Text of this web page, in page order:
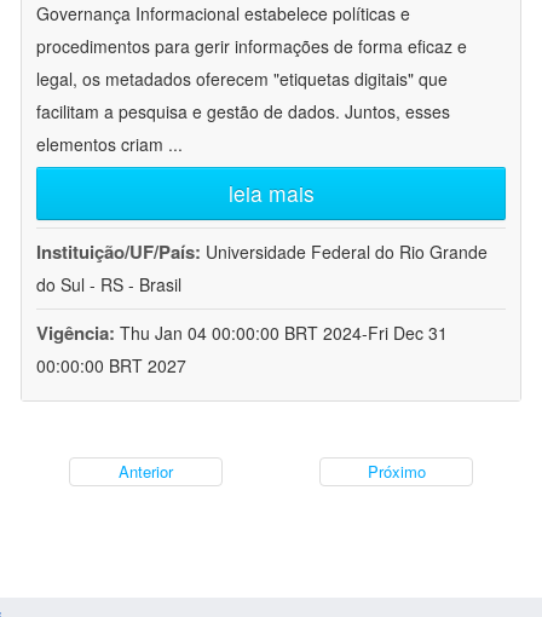
Governança Informacional estabelece políticas e
procedimentos para gerir informações de forma eficaz e
legal, os metadados oferecem "etiquetas digitais" que
facilitam a pesquisa e gestão de dados. Juntos, esses
elementos criam ...
leia mais
Instituição/UF/País: Universidade Federal do Rio Grande
do Sul - RS - Brasil
Vigência: Thu Jan 04 00:00:00 BRT 2024-Fri Dec 31
00:00:00 BRT 2027
Anterior Próximo